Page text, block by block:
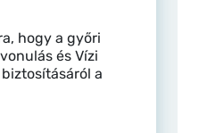
hogy a győri
és Vízi
a